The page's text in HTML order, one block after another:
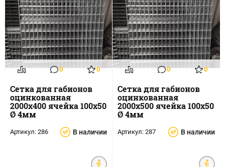
0 0
Сетка для габионов
оцинкованная
2000х400 ячейка 100х50
Ø 4мм
Артикул: 286 В наличии
0 0
Сетка для габионов
оцинкованная
2000х500 ячейка 100х50
Ø 4мм
Артикул: 287 В наличии